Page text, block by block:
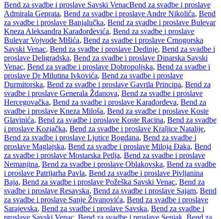
Bend za svadbe i proslave Savski VenacBend za svadbe i proslave
Admirala Geprata, Bend za svadbe i proslave Andre Nikolića, Bend
za svadbe i proslave Banjalučka, Bend za svadbe i proslave Bulevar
Kneza Aleksandra Karađorđevića, Bend za svadbe i proslave
Bulevar Vojvode Mišića, Bend za svadbe i proslave Crnogorska
Savski Venac, Bend za svadbe i proslave Dedinje, Bend za svadbe i
proslave Deligradska, Bend za svadbe i proslave Dinarska Savski
Venac, Bend za svadbe i proslave Dobropoljska, Bend za svadbe i
proslave Dr Milutina Ivkovića, Bend za svadbe i proslave
Durmitorska, Bend za svadbe i proslave Gavrila Principa, Bend za
svadbe i proslave Generala Ždanova, Bend za svadbe i proslave
Hercegovačka, Bend za svadbe i proslave Karađorđeva, Bend za
svadbe i proslave Kneza Miloša, Bend za svadbe i proslave Koste
Glavinića, Bend za svadbe i proslave Koste Racina, Bend za svadbe
i proslave Kozjačka, Bend za svadbe i proslave Kraljice Natalije,
Bend za svadbe i proslave Ljutice Bogdana, Bend za svadbe i
proslave Maglajska, Bend za svadbe i proslave Miloja Đaka, Bend
za svadbe i proslave Mostarska Petlja, Bend za svadbe i proslave
Nemanjina, Bend za svadbe i proslave Oblakovska, Bend za svadbe
i proslave Patrijarha Pavla, Bend za svadbe i proslave Pivljanina
Baja, Bend za svadbe i proslave Požeška Savski Venac, Bend za
svadbe i proslave Resavska, Bend za svadbe i proslave Sajam, Bend
za svadbe i proslave Sanje Živanovića, Bend za svadbe i proslave
Sarajevska, Bend za svadbe i proslave Savska, Bend za svadbe i